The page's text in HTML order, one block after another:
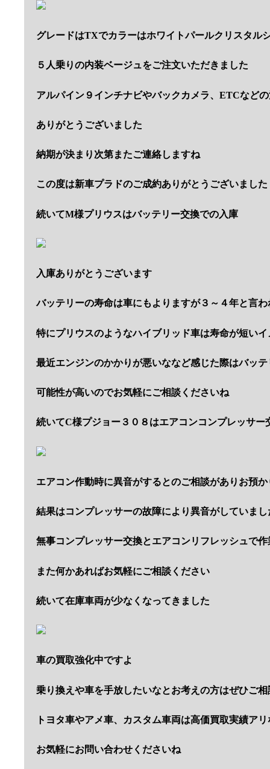
グレードはTXでカラーはホワイトパールクリスタル
５人乗りの内装ベージュをご注文いただきました
アルパイン９インチナビやバックカメラ、ETCなど
ありがとうございました
納期が決まり次第またご連絡しますね
この度は新車プラドのご成約ありがとうございました
続いてM様プリウスはバッテリー交換での入庫
入庫ありがとうございます
バッテリーの寿命は車にもよりますが３～４年と言
特にプリウスのようなハイブリッド車は寿命が短い
最近エンジンのかかりが悪いななど感じた際はバッ
可能性が高いのでお気軽にご相談くださいね
続いてC様プジョー３０８はエアコンコンプレッサー
エアコン作動時に異音がするとのご相談がありお預
結果はコンプレッサーの故障により異音がしていまし
無事コンプレッサー交換とエアコンリフレッシュで
また何かあればお気軽にご相談ください
続いて在庫車両が少なくなってきました
車の買取強化中ですよ
乗り換えや車を手放したいなとお考えの方はぜひご
トヨタ車やアメ車、カスタム車両は高価買取実績ア
お気軽にお問い合わせくださいね